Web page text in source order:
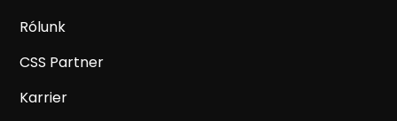
Rólunk
CSS Partner
Karrier